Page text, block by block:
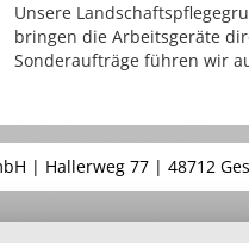
Unsere
bringen die Arbeitsgeräte
Sonderaufträge führen wir
| Hallerweg 77 | 48712